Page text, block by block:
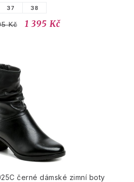
37 38
Kč 1 395 Kč
černé dámské zimní boty